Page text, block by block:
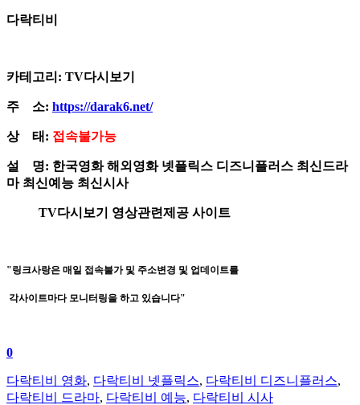
​다락티비
카테고리: TV다시보기
주 소: https://darak6.net/
상 태: 접속불가능
설 명: 한국영화 해외영화 넷플릭스 디즈니플러스 최신드라
마 최신예능 최신시사
TV다시보기 영상관련제공 사이트
"링크사랑은 매일 접속불가 및 주소변경 및 업데이트를
각사이트마다 모니터링을 하고 있습니다"
0
다락티비 영화, 다락티비 넷플릭스, 다락티비 디즈니플러스,
다락티비 드라마, 다락티비 예능, 다락티비 시사